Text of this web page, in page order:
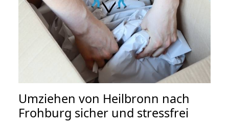
Umziehen von Heilbronn nach
Frohburg sicher und stressfrei